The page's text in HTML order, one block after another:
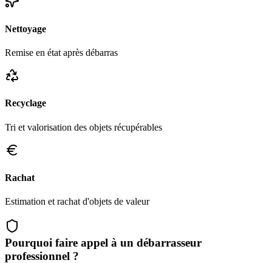
Nettoyage
Remise en état après débarras
Recyclage
Tri et valorisation des objets récupérables
Rachat
Estimation et rachat d'objets de valeur
Pourquoi faire appel à un débarrasseur
professionnel ?